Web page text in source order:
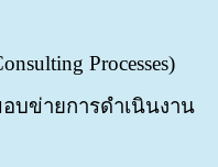
Processes)
บข่ายการดำเนินงาน